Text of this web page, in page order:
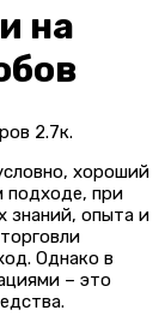
на
2.7к.
хороший
подходе, при
знаний, опыта и
Однако в
– это